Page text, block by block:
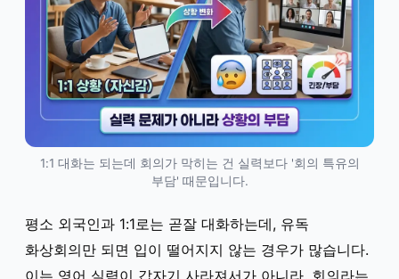
1:1 대화는 되는데 회의가 막히는 건 실력보다 '회의 특유의
부담' 때문입니다.
평소 외국인과 1:1로는 곧잘 대화하는데, 유독
화상회의만 되면 입이 떨어지지 않는 경우가 많습니다.
이는 영어 실력이 갑자기 사라져서가 아니라, 회의라는